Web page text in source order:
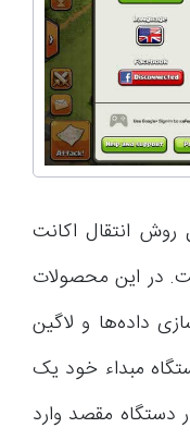
روش انتقال اکانت
در این محصولات
داده‌ها و لاگین
مبداء خود یک
دستگاه مقصد وارد